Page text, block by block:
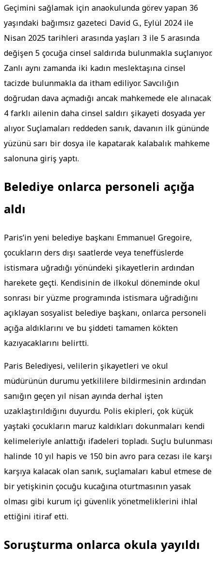
Geçimini sağlamak için anaokulunda görev yapan 36
yaşındaki bağımsız gazeteci David G., Eylül 2024 ile
Nisan 2025 tarihleri arasında yaşları 3 ile 5 arasında
değişen 5 çocuğa cinsel saldırıda bulunmakla suçlanıyor.
Zanlı aynı zamanda iki kadın meslektaşına cinsel
tacizde bulunmakla da itham ediliyor. Savcılığın
doğrudan dava açmadığı ancak mahkemede ele alınacak
4 farklı ailenin daha cinsel saldırı şikayeti dosyada yer
alıyor. Suçlamaları reddeden sanık, davanın ilk gününde
yüzünü sarı bir dosya ile kapatarak kalabalık mahkeme
salonuna giriş yaptı.
Belediye onlarca personeli açığa
aldı
Paris’in yeni belediye başkanı Emmanuel Gregoire,
çocukların ders dışı saatlerde veya teneffüslerde
istismara uğradığı yönündeki şikayetlerin ardından
harekete geçti. Kendisinin de ilkokul döneminde okul
sonrası bir yüzme programında istismara uğradığını
açıklayan sosyalist belediye başkanı, onlarca personeli
açığa aldıklarını ve bu şiddeti tamamen kökten
kazıyacaklarını belirtti.
Paris Belediyesi, velilerin şikayetleri ve okul
müdürünün durumu yetkililere bildirmesinin ardından
sanığın geçen yıl nisan ayında derhal işten
uzaklaştırıldığını duyurdu. Polis ekipleri, çok küçük
yaştaki çocukların maruz kaldıkları dokunmaları kendi
kelimeleriyle anlattığı ifadeleri topladı. Suçlu bulunması
halinde 10 yıl hapis ve 150 bin avro para cezası ile karşı
karşıya kalacak olan sanık, suçlamaları kabul etmese de
bir yetişkinin çocuğu kucağına oturtmasının yasak
olması gibi kurum içi güvenlik yönetmeliklerini ihlal
ettiğini itiraf etti.
Soruşturma onlarca okula yayıldı